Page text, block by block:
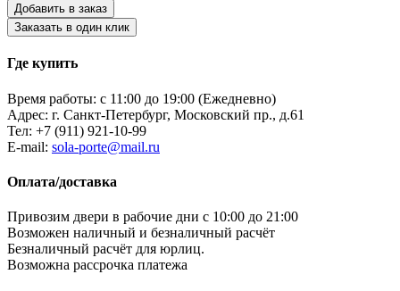
Добавить в заказ
Заказать в один клик
Где купить
Время работы: с 11:00 до 19:00 (Ежедневно)
Адрес: г. Санкт-Петербург, Московский пр., д.61
Тел: +7 (911) 921-10-99
E-mail: sola-porte@mail.ru
Оплата/доставка
Привозим двери в рабочие дни с 10:00 до 21:00
Возможен наличный и безналичный расчёт
Безналичный расчёт для юрлиц.
Возможна рассрочка платежа